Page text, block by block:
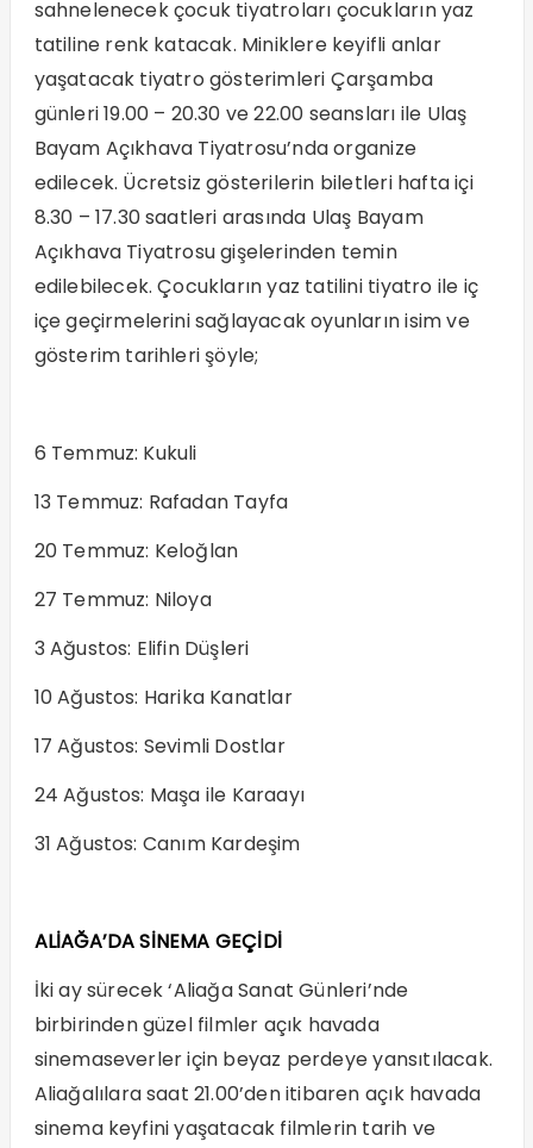
sahnelenecek çocuk tiyatroları çocukların yaz
tatiline renk katacak. Miniklere keyifli anlar
yaşatacak tiyatro gösterimleri Çarşamba
günleri 19.00 – 20.30 ve 22.00 seansları ile Ulaş
Bayam Açıkhava Tiyatrosu’nda organize
edilecek. Ücretsiz gösterilerin biletleri hafta içi
8.30 – 17.30 saatleri arasında Ulaş Bayam
Açıkhava Tiyatrosu gişelerinden temin
edilebilecek. Çocukların yaz tatilini tiyatro ile iç
içe geçirmelerini sağlayacak oyunların isim ve
gösterim tarihleri şöyle;
6 Temmuz: Kukuli
13 Temmuz: Rafadan Tayfa
20 Temmuz: Keloğlan
27 Temmuz: Niloya
3 Ağustos: Elifin Düşleri
10 Ağustos: Harika Kanatlar
17 Ağustos: Sevimli Dostlar
24 Ağustos: Maşa ile Karaayı
31 Ağustos: Canım Kardeşim
ALİAĞA’DA SİNEMA GEÇİDİ
İki ay sürecek ‘Aliağa Sanat Günleri’nde
birbirinden güzel filmler açık havada
sinemaseverler için beyaz perdeye yansıtılacak.
Aliağalılara saat 21.00’den itibaren açık havada
sinema keyfini yaşatacak filmlerin tarih ve